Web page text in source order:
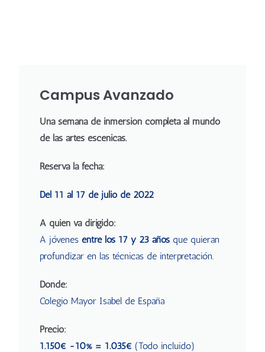
Campus Avanzado
Una semana de inmersión completa al mundo
de las artes escénicas.
Reserva la fecha:
Del 11 al 17 de julio de 2022
A quién va dirigido:
A jóvenes entre los 17 y 23 años que quieran
profundizar en las técnicas de interpretación.
Dónde:
Colegio Mayor Isabel de España
Precio:
1.150€ -10% = 1.035€ (Todo incluido)